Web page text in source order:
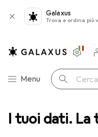
I tuoi dati. La
Galaxus
Trova e ordina più
Categoria Navigazione
Menu Cerca
Conto
Liste di
Liste
Carrello
lavoro Pantaloni da